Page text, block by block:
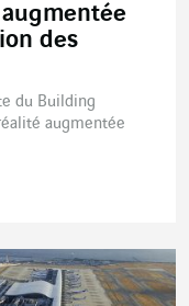
des
du Building
augmentée